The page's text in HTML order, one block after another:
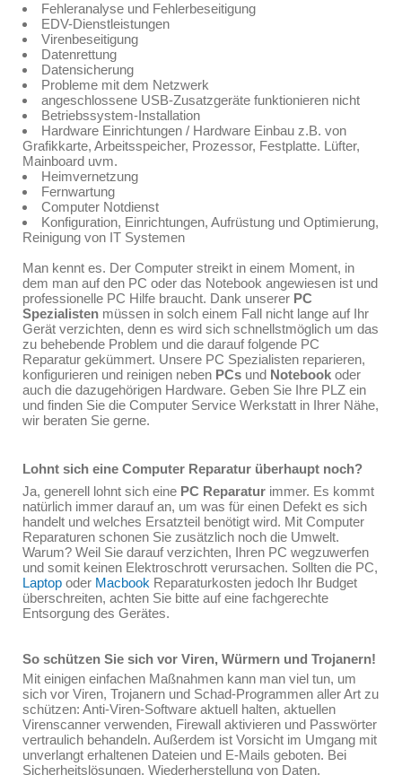
Fehleranalyse und Fehlerbeseitigung
EDV-Dienstleistungen
Virenbeseitigung
Datenrettung
Datensicherung
Probleme mit dem Netzwerk
angeschlossene USB-Zusatzgeräte funktionieren nicht
Betriebssystem-Installation
Hardware Einrichtungen / Hardware Einbau z.B. von
Grafikkarte, Arbeitsspeicher, Prozessor, Festplatte. Lüfter,
Mainboard uvm.
Heimvernetzung
Fernwartung
Computer Notdienst
Konfiguration, Einrichtungen, Aufrüstung und Optimierung,
Reinigung von IT Systemen
Man kennt es. Der Computer streikt in einem Moment, in
dem man auf den PC oder das Notebook angewiesen ist und
professionelle PC Hilfe braucht. Dank unserer PC
Spezialisten müssen in solch einem Fall nicht lange auf Ihr
Gerät verzichten, denn es wird sich schnellstmöglich um das
zu behebende Problem und die darauf folgende PC
Reparatur gekümmert. Unsere PC Spezialisten reparieren,
konfigurieren und reinigen neben PCs und Notebook oder
auch die dazugehörigen Hardware. Geben Sie Ihre PLZ ein
und finden Sie die Computer Service Werkstatt in Ihrer Nähe,
wir beraten Sie gerne.
Lohnt sich eine Computer Reparatur überhaupt noch?
Ja, generell lohnt sich eine PC Reparatur immer. Es kommt
natürlich immer darauf an, um was für einen Defekt es sich
handelt und welches Ersatzteil benötigt wird. Mit Computer
Reparaturen schonen Sie zusätzlich noch die Umwelt.
Warum? Weil Sie darauf verzichten, Ihren PC wegzuwerfen
und somit keinen Elektroschrott verursachen. Sollten die PC,
Laptop oder Macbook Reparaturkosten jedoch Ihr Budget
überschreiten, achten Sie bitte auf eine fachgerechte
Entsorgung des Gerätes.
So schützen Sie sich vor Viren, Würmern und Trojanern!
Mit einigen einfachen Maßnahmen kann man viel tun, um
sich vor Viren, Trojanern und Schad-Programmen aller Art zu
schützen: Anti-Viren-Software aktuell halten, aktuellen
Virenscanner verwenden, Firewall aktivieren und Passwörter
vertraulich behandeln. Außerdem ist Vorsicht im Umgang mit
unverlangt erhaltenen Dateien und E-Mails geboten. Bei
Sicherheitslösungen, Wiederherstellung von Daten,